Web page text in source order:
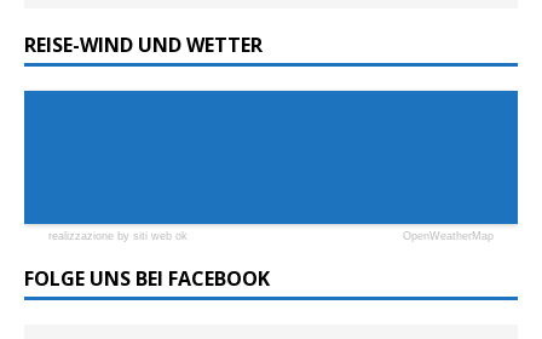
REISE-WIND UND WETTER
realizzazione by siti web ok OpenWeatherMap
FOLGE UNS BEI FACEBOOK